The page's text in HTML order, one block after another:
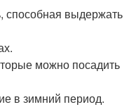
выдержать
можно посадить
в зимний период.